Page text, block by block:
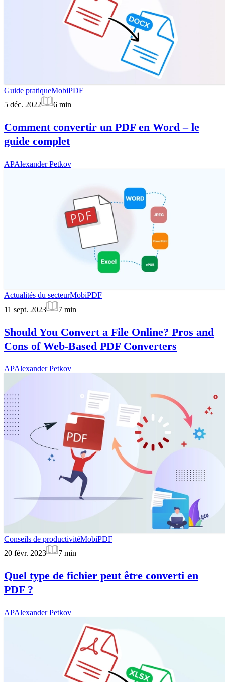
Guide pratiqueMobiPDF
5 déc. 2022
6 min
Comment convertir un PDF en Word – le
guide complet
APAlexander Petkov
Actualités du secteurMobiPDF
11 sept. 2023
7 min
Should You Convert a File Online? Pros and
Cons of Web-Based PDF Converters
APAlexander Petkov
Conseils de productivitéMobiPDF
20 févr. 2023
7 min
Quel type de fichier peut être converti en
PDF ?
APAlexander Petkov